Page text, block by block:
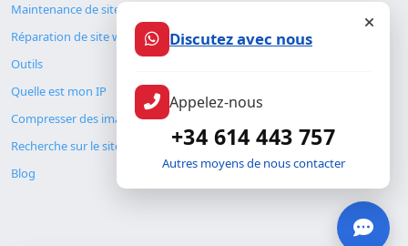
Maintenance de site web
Réparation de site web
Outils
Quelle est mon IP
Compresser des images
Recherche sur le site
Blog
Discutez avec nous
Appelez-nous
+34 614 443 757
Autres moyens de nous contacter